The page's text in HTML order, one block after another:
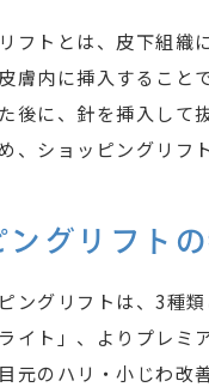
フトとは、皮下組織
膚内に挿入すること
後に、針を挿入して
、ショッピングリフ
ングリフト
ングリフトは、3種
イト」、よりプレミ
元のハリ・小じわ改